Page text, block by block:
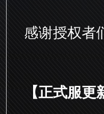
感谢授权者
【正式服更